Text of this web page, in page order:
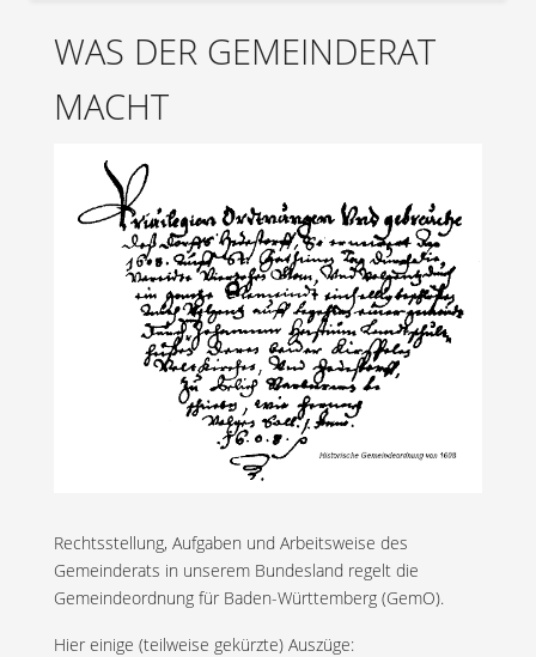
WAS DER GEMEINDERAT
MACHT
Rechtsstellung, Aufgaben und Arbeitsweise des
Gemeinderats in unserem Bundesland regelt die
Gemeindeordnung für Baden-Württemberg (GemO).
Hier einige (teilweise gekürzte) Auszüge: